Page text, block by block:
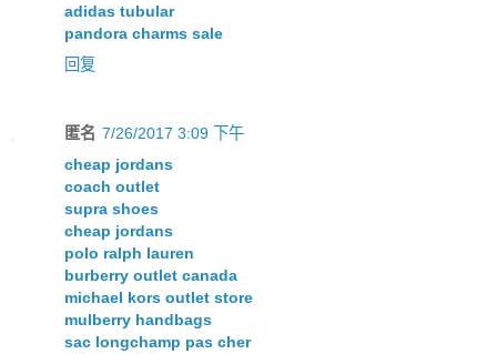
adidas tubular
pandora charms sale
回复
匿名 7/26/2017 3:09 下午
cheap jordans
coach outlet
supra shoes
cheap jordans
polo ralph lauren
burberry outlet canada
michael kors outlet store
mulberry handbags
sac longchamp pas cher